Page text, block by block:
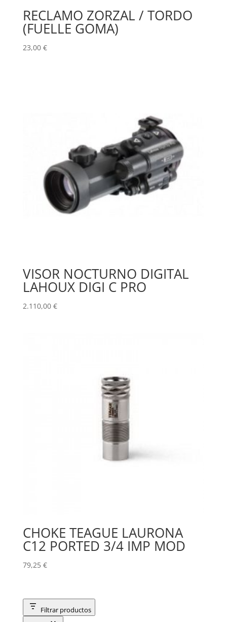
RECLAMO ZORZAL / TORDO
(FUELLE GOMA)
23,00 €
VISOR NOCTURNO DIGITAL
LAHOUX DIGI C PRO
2.110,00 €
CHOKE TEAGUE LAURONA
C12 PORTED 3/4 IMP MOD
79,25 €
Filtrar productos